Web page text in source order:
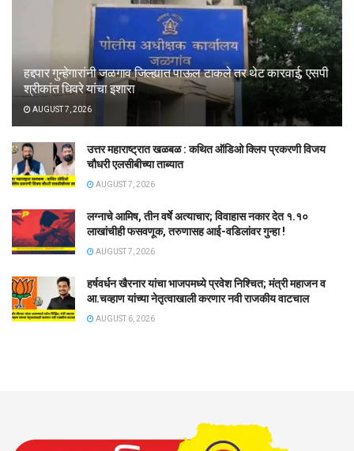
हद्दपार गुन्हेगारांनी जळगाव जिल्ह्यात पाऊल टाकले तर थेट कारवाई; एसपी
श्रीकांत धिवरे यांचा इशारा
AUGUST 7, 2026
उत्तर महाराष्ट्रात खळबळ : कथित ऑडिओ क्लिप प्रकरणी विजय
चौधरी एलसीबीच्या ताब्यात
AUGUST 7, 2026
लग्नाचे आमिष, तीन वर्षे अत्याचार; विवाहास नकार देत १.१०
लाखांचीही फसवणूक, तरुणासह आई-वडिलांवर गुन्हा !
AUGUST 7, 2026
हर्षवर्धन खैरनार यांचा भाजपमध्ये प्रवेश निश्चित; मंत्री महाजन व
आ.चव्हाण यांच्या नेतृत्वाखाली करणार नवी राजकीय वाटचाल
AUGUST 6, 2026